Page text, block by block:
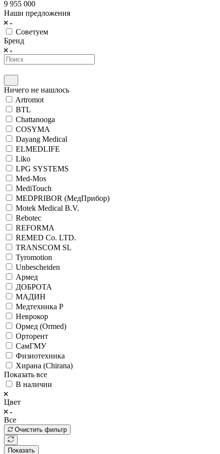
9 955 000
Наши предложения
Советуем
Бренд
Ничего не нашлось
Artromot
BTL
Chattanooga
COSYMA
Dayang Medical
ELMEDLIFE
Liko
LPG SYSTEMS
Med-Mos
MediTouch
MEDPRIBOR (МедПрибор)
Motek Medical B.V.
Rebotec
REFORMA
REMED Co. LTD.
TRANSCOM SL
Tyromotion
Unbescheiden
Армед
ДОБРОТА
МАДИН
Медтехника Р
Неврокор
Ормед (Ormed)
Орторент
СамГМУ
Физиотехника
Хирана (Chirana)
Показать все
В наличии
Цвет
Все
Очистить фильтр
Показать